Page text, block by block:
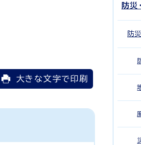
大きな文字で印刷
防災
防災